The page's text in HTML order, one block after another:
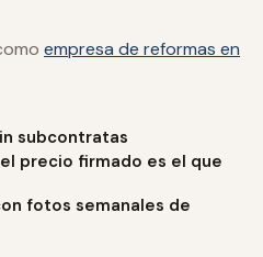
empresa de reformas en
subcontratas
precio firmado es el que
fotos semanales de